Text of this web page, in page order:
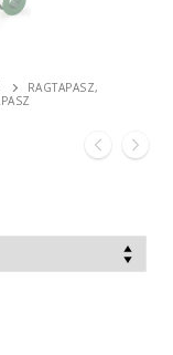
RAGTAPASZ,